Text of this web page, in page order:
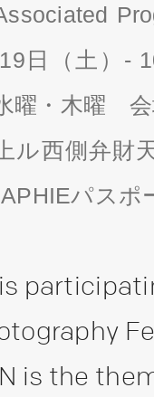
日（土）
曜・木曜
ル西側弁
パスポ
is the